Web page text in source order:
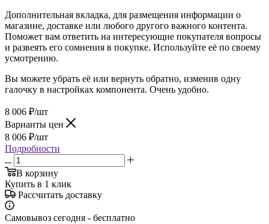
Дополнительная вкладка, для размещения информации о
магазине, доставке или любого другого важного контента.
Поможет вам ответить на интересующие покупателя вопросы
и развеять его сомнения в покупке. Используйте её по своему
усмотрению.
Вы можете убрать её или вернуть обратно, изменив одну
галочку в настройках компонента. Очень удобно.
8 006 ₽/шт
Варианты цен
8 006 ₽/шт
Подробности
В корзину
Купить в 1 клик
Рассчитать доставку
Самовывоз сегодня - бесплатно